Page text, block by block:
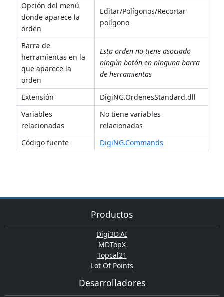
Opción del menú
donde aparece la
orden
Editar/Polígonos/Recortar
polígono
Barra de
herramientas en la
que aparece la
orden
Esta orden no tiene asociado
ningún botón en ninguna barra
de herramientas
Extensión
DigiNG.OrdenesStandard.dll
Variables
relacionadas
No tiene variables
relacionadas
Código fuente
DigiNG.Commands
Productos
Digi3D.AI
MDTopX
Topcal21
Lot Of Points
Desarrolladores